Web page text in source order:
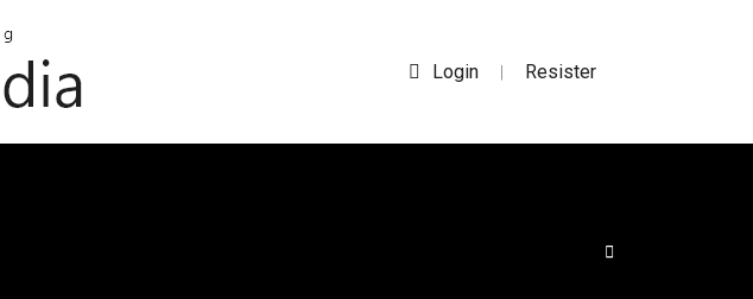
Login | Resister